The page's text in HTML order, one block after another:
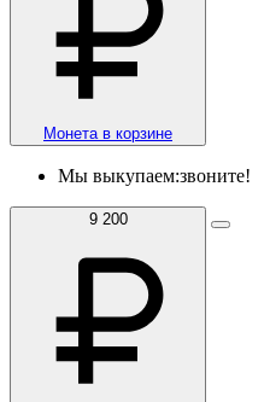
Монета в корзине
Мы выкупаем:звоните!
9 200